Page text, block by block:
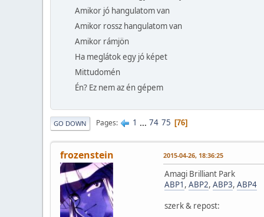
Amikor jó hangulatom van
Amikor rossz hangulatom van
Amikor rámjön
Ha meglátok egy jó képet
Mittudomén
Én? Ez nem az én gépem
GO DOWN Pages 1 ... 74 75 76
frozenstein 2015-04-26, 18:36:25
Amagi Brilliant Park
ABP1 , ABP2, ABP3, ABP4
szerk & repost: